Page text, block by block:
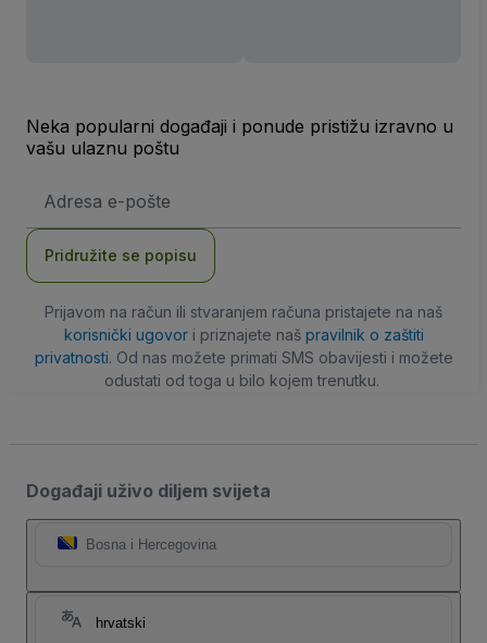
Neka popularni događaji i ponude pristižu izravno u
vašu ulaznu poštu
mail
Pridružite se popisu
Prijavom na račun ili stvaranjem računa pristajete na naš
korisnički ugovori priznajete naš pravilnik o zaštiti
privatnosti. Od nas možete primati SMS obavijesti i možete
odustati od toga u bilo kojem trenutku.
Događaji uživo diljem svijeta
Bosna i Hercegovina
hrvatski